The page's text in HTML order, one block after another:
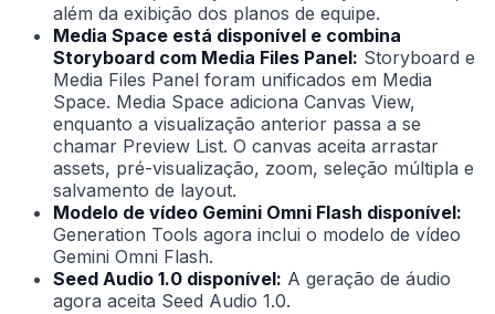
além da exibição dos planos de equipe.
Media Space está disponível e combina
Storyboard com Media Files Panel: Storyboard e
Media Files Panel foram unificados em Media
Space. Media Space adiciona Canvas View,
enquanto a visualização anterior passa a se
chamar Preview List. O canvas aceita arrastar
assets, pré-visualização, zoom, seleção múltipla e
salvamento de layout.
Modelo de vídeo Gemini Omni Flash disponível:
Generation Tools agora inclui o modelo de vídeo
Gemini Omni Flash.
Seed Audio 1.0 disponível: A geração de áudio
agora aceita Seed Audio 1.0.